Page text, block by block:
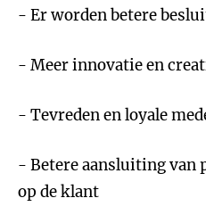
- Er worden betere
- Meer innovatie en
- Tevreden en loyale
- Betere aansluiting van
op de klant